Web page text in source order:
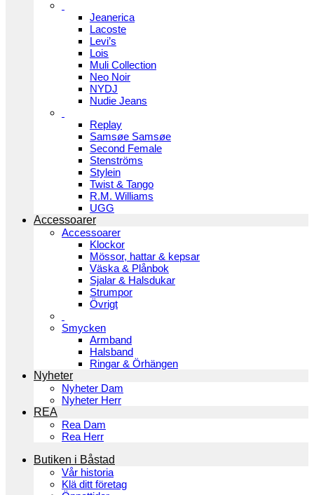
Jeanerica
Lacoste
Levi’s
Lois
Muli Collection
Neo Noir
NYDJ
Nudie Jeans
Replay
Samsøe Samsøe
Second Female
Stenströms
Stylein
Twist & Tango
R.M. Williams
UGG
Accessoarer
Accessoarer
Klockor
Mössor, hattar & kepsar
Väska & Plånbok
Sjalar & Halsdukar
Strumpor
Övrigt
Smycken
Armband
Halsband
Ringar & Örhängen
Nyheter
Nyheter Dam
Nyheter Herr
REA
Rea Dam
Rea Herr
Butiken i Båstad
Vår historia
Klä ditt företag